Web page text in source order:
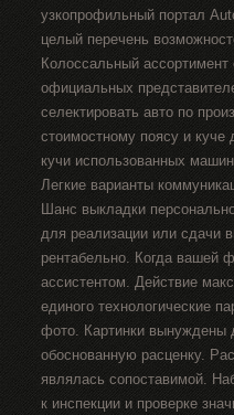
узкопрофильный портал
целый перечень
Колоссальный
официальных
селектировать авто по
стоимостному поясу и куче
кучи использованных
Легкие варианты
Шанс выкладки
для реализации или сдачи
рентабельно. Когда вашей
ассистентом. Действие
единого технологические
фото. Картинки вынуждены
обоснованную расценку.
являлась сопоставимой.
к инспекции и проверке